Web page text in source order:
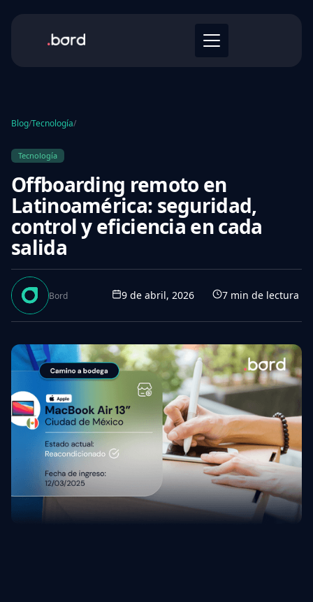
Blog/Tecnología/
Tecnología
Offboarding remoto en
Latinoamérica: seguridad,
control y eficiencia en cada
salida
Bord 9 de abril, 2026 7 min de lectura